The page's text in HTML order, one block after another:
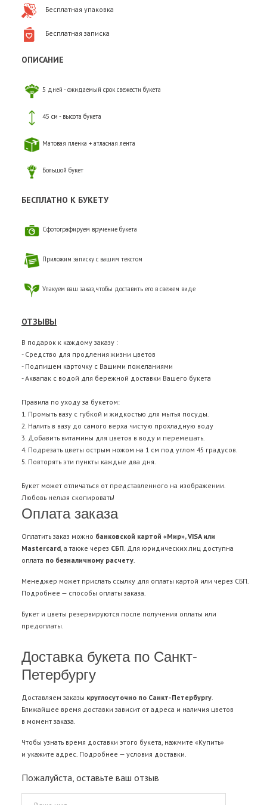
Бесплатная упаковка
Бесплатная записка
ОПИСАНИЕ
5 дней - ожидаемый срок свежести букета
45 см - высота букета
Матовая пленка + атласная лента
Большой букет
БЕСПЛАТНО К БУКЕТУ
Сфотографируем вручение букета
Приложим записку с вашим текстом
Упакуем ваш заказ, чтобы доставить его в свежем виде
ОТЗЫВЫ
В подарок к каждому заказу :
- Средство для продления жизни цветов
- Подпишем карточку с Вашими пожеланиями
- Аквапак с водой для бережной доставки Вашего букета
Правила по уходу за букетом:
1. Промыть вазу с губкой и жидкостью для мытья посуды.
2. Налить в вазу до самого верха чистую прохладную воду
3. Добавить витамины для цветов в воду и перемешать.
4. Подрезать цветы острым ножом на 1 см под углом 45 градусов.
5. Повторять эти пункты каждые два дня.
Букет может отличаться от представленного на изображении.
Любовь нельзя скопировать!
Оплата заказа
Оплатить заказ можно банковской картой «Мир», VISA или
Mastercard, а также через СБП. Для юридических лиц доступна
оплата по безналичному расчету.
Менеджер может прислать ссылку для оплаты картой или через СБП.
Подробнее — способы оплаты заказа.
Букет и цветы резервируются после получения оплаты или
предоплаты.
Доставка букета по Санкт-
Петербургу
Доставляем заказы круглосуточно по Санкт-Петербургу.
Ближайшее время доставки зависит от адреса и наличия цветов
в момент заказа.
Чтобы узнать время доставки этого букета, нажмите «Купить»
и укажите адрес. Подробнее — условия доставки.
Пожалуйста, оставьте ваш отзыв